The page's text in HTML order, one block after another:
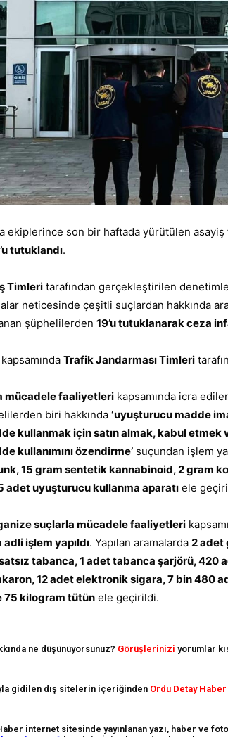
ekiplerince son bir haftada yürütülen asayiş
tutuklandı.
Timleri tarafından gerçekleştirilen
neticesinde çeşitli suçlardan hakkında
şüphelilerden 19’u tutuklanarak ceza
Trafik Jandarması Timleri
mücadele faaliyetleri kapsamında icra
biri hakkında ‘uyuşturucu madde
kullanmak için satın almak, kabul etmek
kullanımını özendirme’ suçundan işlem
15 gram sentetik kannabinoid, 2 gram
adet uyuşturucu kullanma aparatı ele
suçlarla mücadele faaliyetleri
işlem yapıldı. Yapılan aramalarda 2 adet
tabanca, 1 adet tabanca şarjörü, 420
12 adet elektronik sigara, 7 bin 480
75 kilogram tütün ele geçirildi.
ne düşünüyorsunuz? Görüşlerinizi yorumlar
gidilen dış sitelerin içeriğinden Ordu Detay Haber
internet sitesinde yayınlanan yazı, haber ve